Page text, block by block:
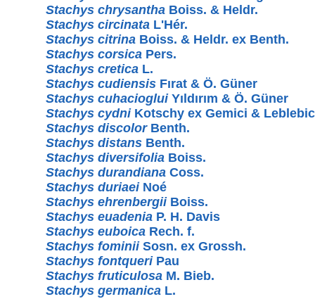
Stachys chrysantha Boiss. & Heldr.
Stachys circinata L'Hér.
Stachys citrina Boiss. & Heldr. ex Benth.
Stachys corsica Pers.
Stachys cretica L.
Stachys cudiensis Fırat & Ö. Güner
Stachys cuhaciogluiYıldırım & Ö. Güner
Stachys cydniKotschy ex Gemici &
Stachys discolorBenth.
Stachys distans Benth.
Stachys diversifolia Boiss.
Stachys durandiana Coss.
Stachys duriaeiNoé
Stachys ehrenbergiiBoiss.
Stachys euadenia P. H. Davis
Stachys euboica Rech. f.
Stachys fominiiSosn. ex Grossh.
Stachys fontqueriPau
Stachys fruticulosa M. Bieb.
Stachys germanica L.